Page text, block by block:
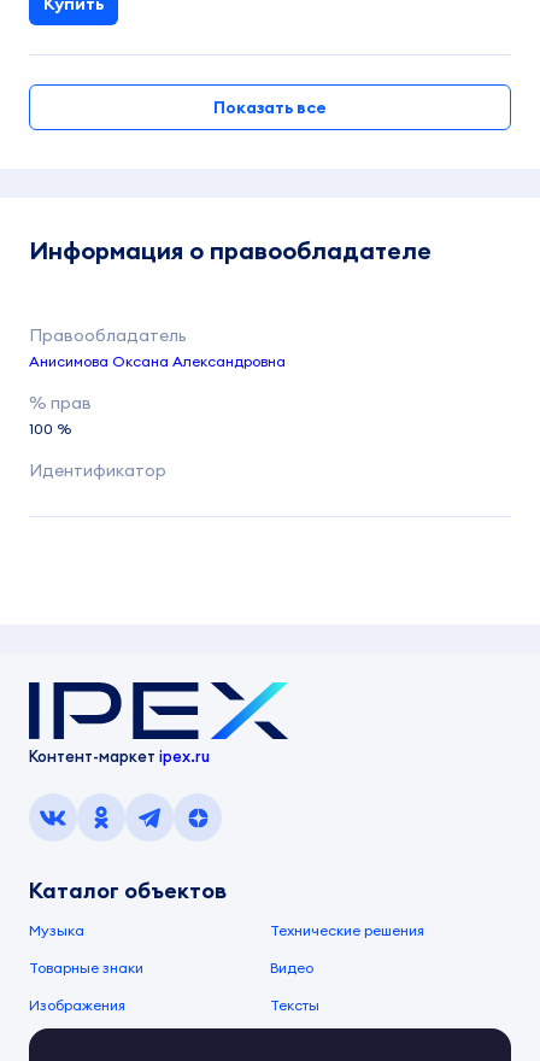
Показать все
Информация о правообладателе
Анисимова Оксана Александровна
100 %
Контент-маркет ipex.ru
Каталог объектов
Музыка Технические решения
Товарные знаки Видео
Изображения Тексты
О компании